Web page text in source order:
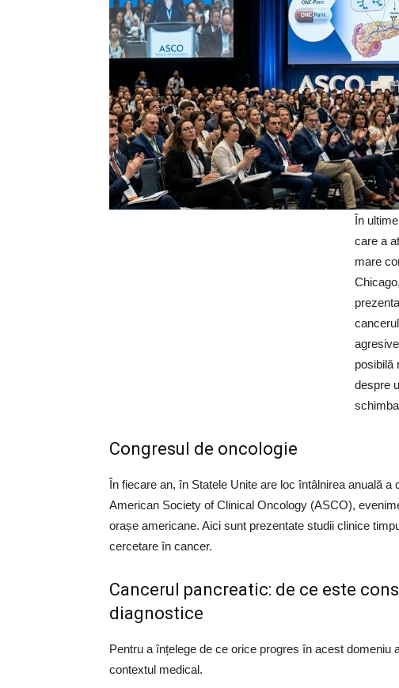
În
care a
mare
posibilă
despre
Congresul de oncologie
În fiecare an, în Statele Unite are loc întâlnirea anuală
American Society of Clinical Oncology (ASCO),
orașe americane. Aici sunt prezentate studii clinice
cercetare în cancer.
Cancerul pancreatic: de ce este
diagnostice
Pentru a înțelege de ce orice progres în acest domeniu
contextul medical.